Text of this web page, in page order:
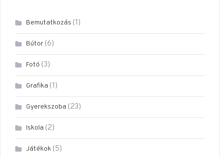
Bemutatkozás (1)
Bútor (6)
Fotó (3)
Grafika (1)
Gyerekszoba (23)
Iskola (2)
Játékok (5)